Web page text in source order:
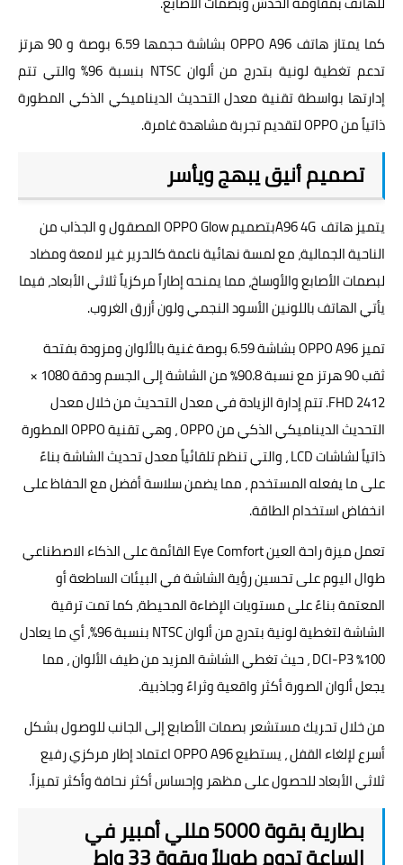
كما يمتاز هاتف OPPO A96 بشاشة حجمها 6.59 بوصة و 90 هرتز
تدعم تغطية لونية بتدرج من ألوان NTSC بنسبة 96% والتي تتم
إدارتها بواسطة تقنية معدل التحديث الديناميكي الذكي المطورة
ذاتياً من OPPO لتقديم تجربة مشاهدة غامرة.
تصميم أنيق يبهج ويأسر
يتميز هاتف A96 4Gبتصميم OPPO Glow المصقول و الجذاب من
الناحية الجمالية، مع لمسة نهائية ناعمة كالحرير غير لامعة ومضاد
لبصمات الأصابع والأوساخ، مما يمنحه إطاراً مركزياً ثلاثي الأبعاد، فيما
يأتي الهاتف باللونين الأسود النجمي ولون أزرق الغروب.
تميز OPPO A96 بشاشة 6.59 بوصة غنية بالألوان ومزودة بفتحة
ثقب 90 هرتز مع نسبة 90.8٪ من الشاشة إلى الجسم ودقة 1080 ×
2412 FHD. تتم إدارة الزيادة في معدل التحديث من خلال معدل
التحديث الديناميكي الذكي من OPPO ، وهي تقنية OPPO المطورة
ذاتياً لشاشات LCD ، والتي تنظم تلقائياً معدل تحديث الشاشة بناءً
على ما يفعله المستخدم ، مما يضمن سلاسة أفضل مع الحفاظ على
انخفاض استخدام الطاقة.
تعمل ميزة راحة العين Eye Comfort القائمة على الذكاء الاصطناعي
طوال اليوم على تحسين رؤية الشاشة في البيئات الساطعة أو
المعتمة بناءً على مستويات الإضاءة المحيطة، كما تمت ترقية
الشاشة لتغطية لونية بتدرج من ألوان NTSC بنسبة 96%، أي ما يعادل
100٪ DCI-P3 ، حيث تغطي الشاشة المزيد من طيف الألوان ، مما
يجعل ألوان الصورة أكثر واقعية وثراءً وجاذبية.
من خلال تحريك مستشعر بصمات الأصابع إلى الجانب للوصول بشكل
أسرع لإلغاء القفل ، يستطيع OPPO A96 اعتماد إطار مركزي رفيع
ثلاثي الأبعاد للحصول على مظهر وإحساس أكثر نحافة وأكثر تميزاً.
بطارية بقوة 5000 مللي أمبير في
الساعة تدوم طويلاً وبقوة 33 واط